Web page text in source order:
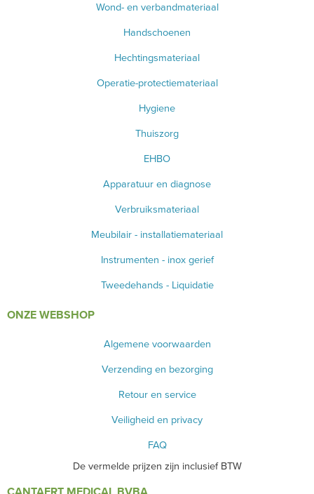
Wond- en verbandmateriaal
Handschoenen
Hechtingsmateriaal
Operatie-protectiemateriaal
Hygiene
Thuiszorg
EHBO
Apparatuur en diagnose
Verbruiksmateriaal
Meubilair - installatiemateriaal
Instrumenten - inox gerief
Tweedehands - Liquidatie
ONZE WEBSHOP
Algemene voorwaarden
Verzending en bezorging
Retour en service
Veiligheid en privacy
FAQ
De vermelde prijzen zijn inclusief BTW